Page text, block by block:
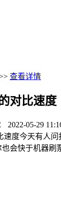
查看详情
对比速度
2022-05-29
速度今天有人
会快于机器